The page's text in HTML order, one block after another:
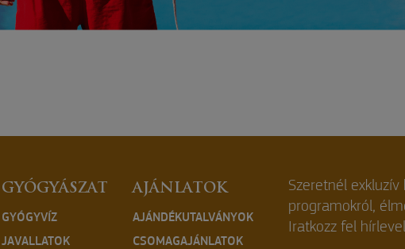
GYÓGYÁSZAT
GYÓGYVÍZ
JAVALLATOK
AJÁNLATOK
AJÁNDÉKUTALVÁNYOK
CSOMAGAJÁNLATOK
Szeretnél
programokról,
Iratkozz fel